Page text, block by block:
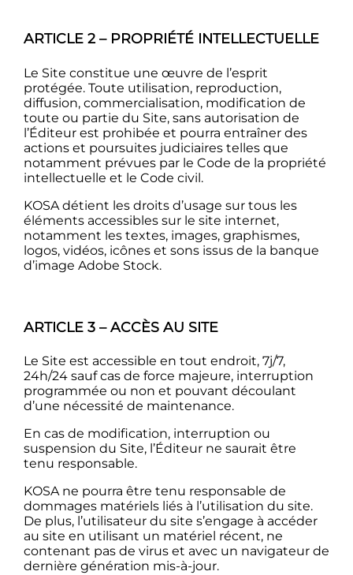
ARTICLE 2 – PROPRIÉTÉ INTELLECTUELLE
Le Site constitue une œuvre de l’esprit
protégée. Toute utilisation, reproduction,
diffusion, commercialisation, modification de
toute ou partie du Site, sans autorisation de
l’Éditeur est prohibée et pourra entraîner des
actions et poursuites judiciaires telles que
notamment prévues par le Code de la propriété
intellectuelle et le Code civil.
KOSA détient les droits d’usage sur tous les
éléments accessibles sur le site internet,
notamment les textes, images, graphismes,
logos, vidéos, icônes et sons issus de la banque
d’image Adobe Stock.
ARTICLE 3 – ACCÈS AU SITE
Le Site est accessible en tout endroit, 7j/7,
24h/24 sauf cas de force majeure, interruption
programmée ou non et pouvant découlant
d’une nécessité de maintenance.
En cas de modification, interruption ou
suspension du Site, l’Éditeur ne saurait être
tenu responsable.
KOSA ne pourra être tenu responsable de
dommages matériels liés à l’utilisation du site.
De plus, l’utilisateur du site s’engage à accéder
au site en utilisant un matériel récent, ne
contenant pas de virus et avec un navigateur de
dernière génération mis-à-jour.